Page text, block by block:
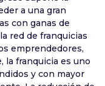
a una gran
con ganas de
red de franquicias
emprendedores,
la franquicia es uno
y con mayor